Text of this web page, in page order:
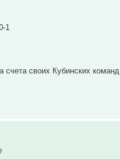
1
счета своих Кубинских команд